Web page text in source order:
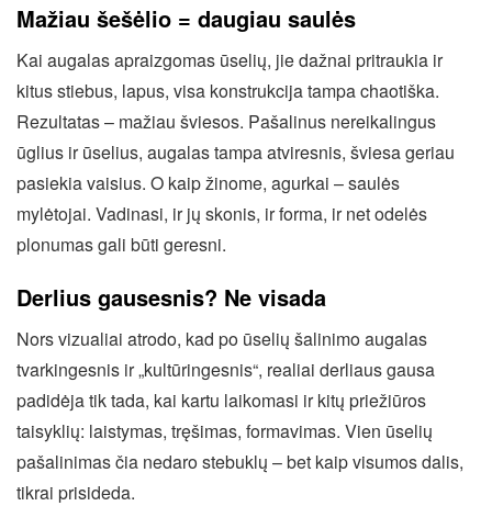
Mažiau šešėlio = daugiau saulės
Kai augalas apraizgomas ūselių, jie dažnai pritraukia ir
kitus stiebus, lapus, visa konstrukcija tampa chaotiška.
Rezultatas – mažiau šviesos. Pašalinus nereikalingus
ūglius ir ūselius, augalas tampa atviresnis, šviesa geriau
pasiekia vaisius. O kaip žinome, agurkai – saulės
mylėtojai. Vadinasi, ir jų skonis, ir forma, ir net odelės
plonumas gali būti geresni.
Derlius gausesnis? Ne visada
Nors vizualiai atrodo, kad po ūselių šalinimo augalas
tvarkingesnis ir „kultūringesnis“, realiai derliaus gausa
padidėja tik tada, kai kartu laikomasi ir kitų priežiūros
taisyklių: laistymas, tręšimas, formavimas. Vien ūselių
pašalinimas čia nedaro stebuklų – bet kaip visumos dalis,
tikrai prisideda.